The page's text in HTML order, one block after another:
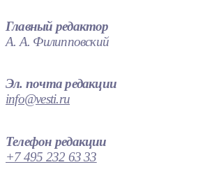
Главный редактор
А. А. Филипповский
Эл. почта редакции
info@vesti.ru
Телефон редакции
+7 495 232 63 33